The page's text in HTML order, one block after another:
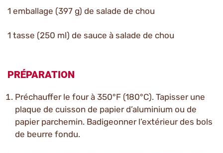
1 emballage (397 g) de salade de chou
1 tasse (250 ml) de sauce à salade de chou
PRÉPARATION
Préchauffer le four à 350°F (180°C). Tapisser une
plaque de cuisson de papier d’aluminium ou de
papier parchemin. Badigeonner l’extérieur des bols
de beurre fondu.